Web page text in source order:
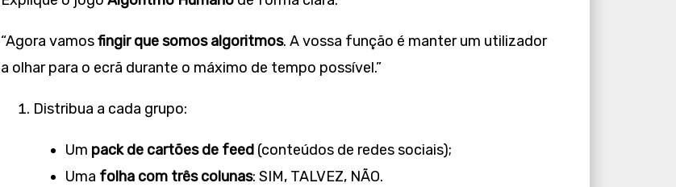
“Agora vamosfingir que somos algoritmos. A vossa função é manter um utilizador
a olhar para o ecrã durante o máximo de tempo possível.”
Distribua a cada grupo:
Um pack de cartões de feed (conteúdos de redes sociais);
Uma folha com três colunas: SIM, TALVEZ, NÃO.